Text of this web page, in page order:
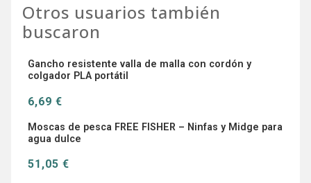
Otros usuarios también
buscaron
Gancho resistente valla de malla con cordón y
colgador PLA portátil
6,69 €
Moscas de pesca FREE FISHER – Ninfas y Midge para
agua dulce
51,05 €